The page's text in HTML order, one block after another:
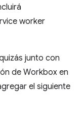
worker
junto con
de Workbox en
el siguiente